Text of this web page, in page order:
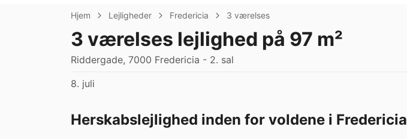
Hjem Lejligheder Fredericia 3 værelses
3 værelses lejlighed på 97 m²
Riddergade, 7000 Fredericia - 2. sal
8. juli
Herskabslejlighed inden for voldene i Fredericia